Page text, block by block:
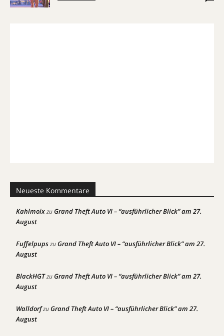
Neueste Kommentare
KahlmoixzuGrand Theft Auto VI – “ausführlicher Blick” am 27.
August
FuffelpupszuGrand Theft Auto VI – “ausführlicher Blick” am 27.
August
BlackHGTzuGrand Theft Auto VI – “ausführlicher Blick” am 27.
August
WalldorfzuGrand Theft Auto VI – “ausführlicher Blick” am 27.
August